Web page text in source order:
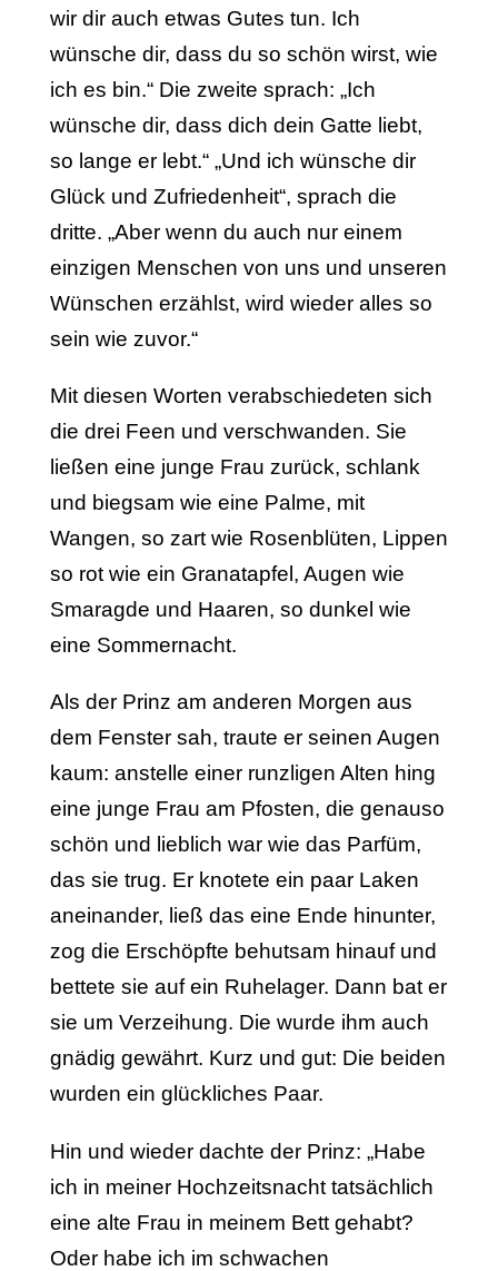
wir dir auch etwas Gutes tun. Ich
wünsche dir, dass du so schön wirst, wie
ich es bin.“ Die zweite sprach: „Ich
wünsche dir, dass dich dein Gatte liebt,
so lange er lebt.“ „Und ich wünsche dir
Glück und Zufriedenheit“, sprach die
dritte. „Aber wenn du auch nur einem
einzigen Menschen von uns und unseren
Wünschen erzählst, wird wieder alles so
sein wie zuvor.“
Mit diesen Worten verabschiedeten sich
die drei Feen und verschwanden. Sie
ließen eine junge Frau zurück, schlank
und biegsam wie eine Palme, mit
Wangen, so zart wie Rosenblüten, Lippen
so rot wie ein Granatapfel, Augen wie
Smaragde und Haaren, so dunkel wie
eine Sommernacht.
Als der Prinz am anderen Morgen aus
dem Fenster sah, traute er seinen Augen
kaum: anstelle einer runzligen Alten hing
eine junge Frau am Pfosten, die genauso
schön und lieblich war wie das Parfüm,
das sie trug. Er knotete ein paar Laken
aneinander, ließ das eine Ende hinunter,
zog die Erschöpfte behutsam hinauf und
bettete sie auf ein Ruhelager. Dann bat er
sie um Verzeihung. Die wurde ihm auch
gnädig gewährt. Kurz und gut: Die beiden
wurden ein glückliches Paar.
Hin und wieder dachte der Prinz: „Habe
ich in meiner Hochzeitsnacht tatsächlich
eine alte Frau in meinem Bett gehabt?
Oder habe ich im schwachen